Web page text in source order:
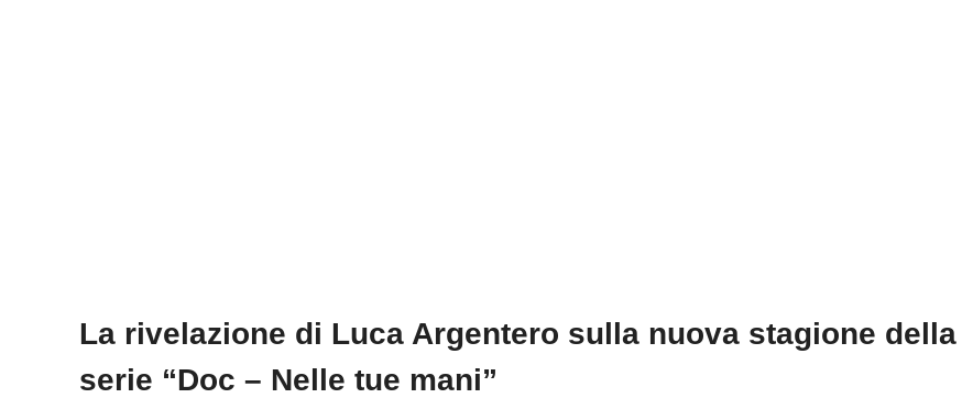
La rivelazione di Luca Argentero sulla nuova stagione della
serie “Doc – Nelle tue mani”